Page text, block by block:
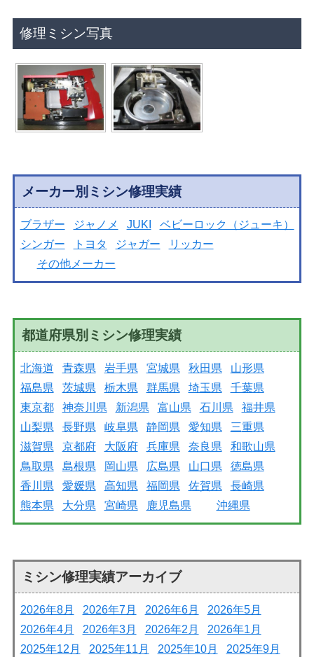
修理ミシン写真
メーカー別ミシン修理実績
ブラザー ジャノメ JUKI
ベビーロック（ジューキ）
シンガー
トヨタ ジャガー
リッカー
その他メーカー
都道府県別ミシン修理実績
北海道 青森県 岩手県 宮城県 秋田県
山形県
福島県
茨城県 栃木県 群馬県 埼玉県
千葉県
東京都
神奈川県 新潟県 富山県 石川県
福井県
山梨県
長野県 岐阜県 静岡県 愛知県
三重県
滋賀県
京都府 大阪府 兵庫県 奈良県
和歌山県
鳥取県
島根県 岡山県 広島県 山口県
徳島県
香川県
愛媛県 高知県 福岡県 佐賀県
長崎県
熊本県
大分県 宮崎県 鹿児島県 沖縄県
ミシン修理実績アーカイブ
2026年8月 2026年7月 2026年6月
2026年5月
2026年4月
2026年3月 2026年2月
2026年1月
2025年12月
2025年11月 2025年10月 2025年9月